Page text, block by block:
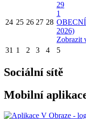
24 25 26 27 28
29
1
2026)
Zobrazit
31 1 2 3 4 5
Sociální sítě
Mobilní